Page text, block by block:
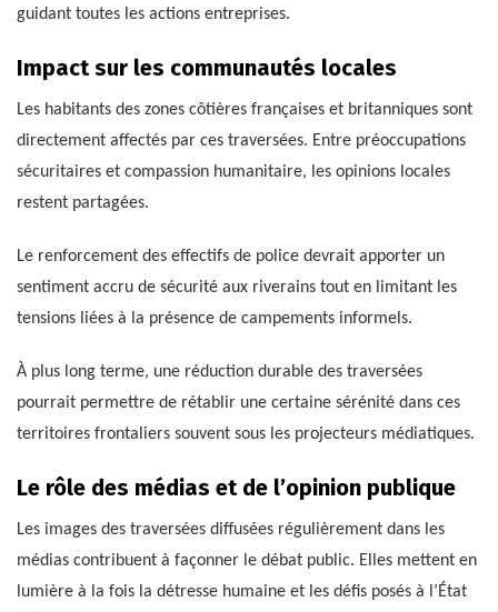
guidant toutes les actions entreprises.
Impact sur les communautés locales
Les habitants des zones côtières françaises et britanniques sont
directement affectés par ces traversées. Entre préoccupations
sécuritaires et compassion humanitaire, les opinions locales
restent partagées.
Le renforcement des effectifs de police devrait apporter un
sentiment accru de sécurité aux riverains tout en limitant les
tensions liées à la présence de campements informels.
À plus long terme, une réduction durable des traversées
pourrait permettre de rétablir une certaine sérénité dans ces
territoires frontaliers souvent sous les projecteurs médiatiques.
Le rôle des médias et de l’opinion publique
Les images des traversées diffusées régulièrement dans les
médias contribuent à façonner le débat public. Elles mettent en
lumière à la fois la détresse humaine et les défis posés à l’État